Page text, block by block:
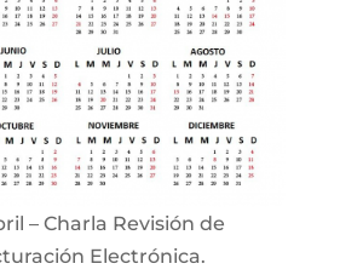
– Charla Revisión de
Electrónica.